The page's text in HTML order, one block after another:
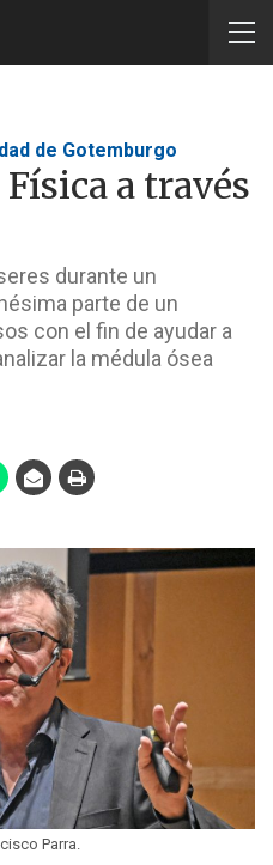
de Gotemburgo
a través
durante un
parte de un
con el fin de ayudar a
la médula ósea
Parra.